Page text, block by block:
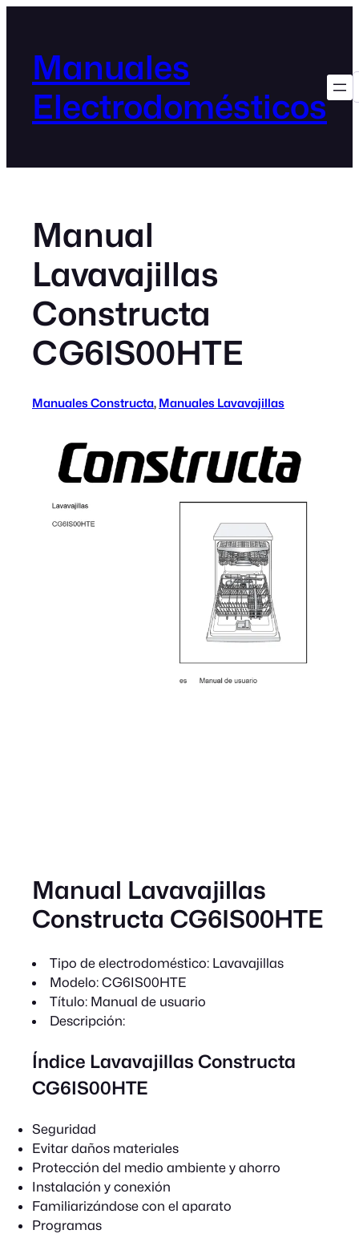
Manuales
Electrodomésticos
Manual
Lavavajillas
Constructa
CG6IS00HTE
Manuales Constructa, Manuales Lavavajillas
Manual Lavavajillas
Constructa CG6IS00HTE
Tipo de electrodoméstico: Lavavajillas
Modelo: CG6IS00HTE
Título: Manual de usuario
Descripción:
Índice Lavavajillas Constructa
CG6IS00HTE
Seguridad
Evitar daños materiales
Protección del medio ambiente y ahorro
Instalación y conexión
Familiarizándose con el aparato
Programas